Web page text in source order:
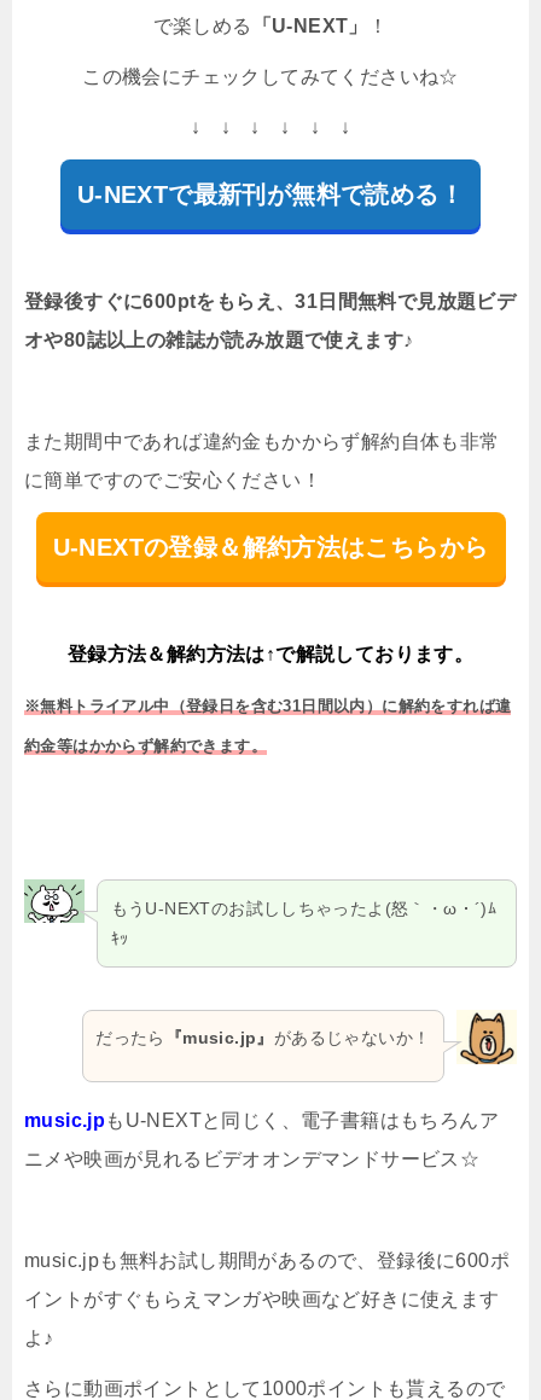
で楽しめる
「U-NEXT」 ！
この機会にチェックしてみてくださいね☆
↓ ↓ ↓ ↓ ↓ ↓
U-NEXTで最新刊が無料で読める！
登録後すぐに600ptをもらえ、31日間無料で見放題ビデ
オや80誌以上の雑誌が読み放題で使えます♪
また期間中であれば違約金もかからず解約自体も非常
に簡単ですのでご安心ください！
U-NEXTの登録＆解約方法はこちらから
登録方法＆解約方法は↑で解説しております。
※無料トライアル中（登録日を含む31日間以内）に解約をすれば違
約金等はかからず解約できます。
もうU-NEXTのお試ししちゃったよ(怒｀・ω・´)ﾑ
ｷｯ
だったら 『music.jp』 があるじゃないか！
music.jpもU-NEXTと同じく、電子書籍はもちろんア
ニメや映画が見れるビデオオンデマンドサービス☆
music.jpも無料お試し期間があるので、登録後に600ポ
イントがすぐもらえマンガや映画など好きに使えます
よ♪
さらに動画ポイントとして1000ポイントも貰えるので